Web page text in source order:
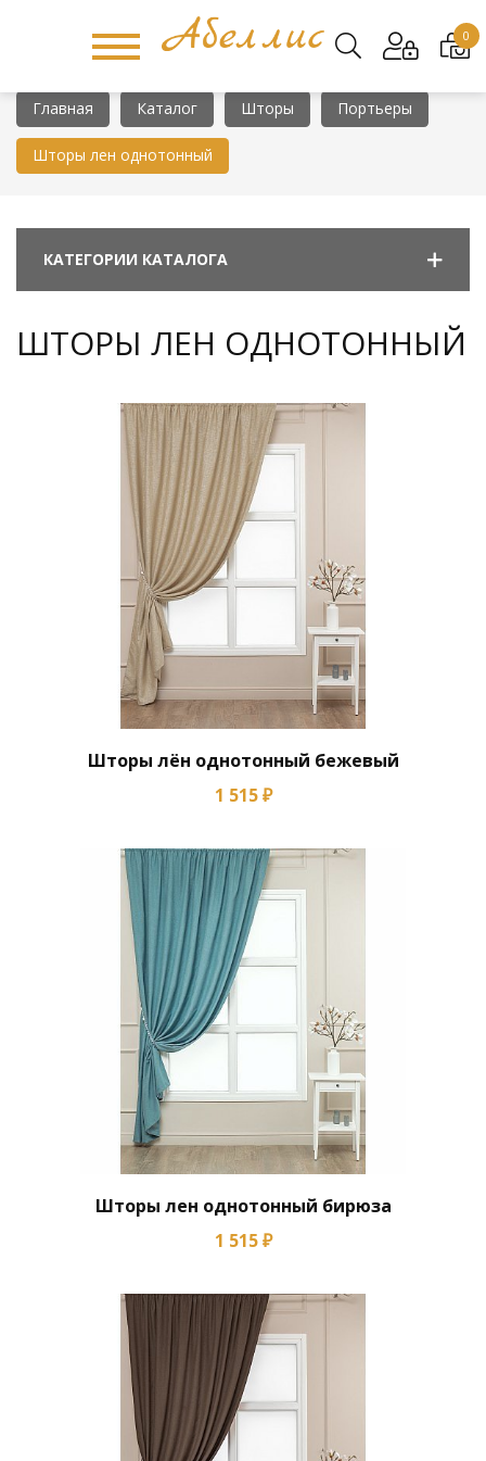
Главная Каталог Шторы Портьеры
Шторы лен однотонный
КАТЕГОРИИ КАТАЛОГА
ШТОРЫ ЛЕН ОДНОТОННЫЙ
Шторы лён однотонный бежевый
1 515 ₽
Шторы лен однотонный бирюза
1 515 ₽
0